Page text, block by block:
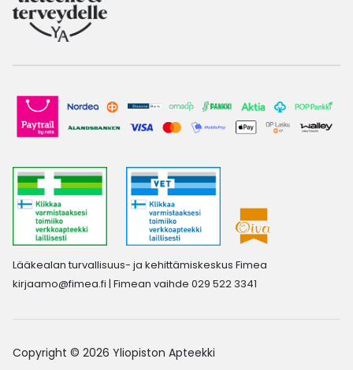
Lääkealan turvallisuus- ja kehittämiskeskus Fimea
kirjaamo@fimea.fi | Fimean vaihde 029 522 3341
Copyright © 2026 Yliopiston Apteekki